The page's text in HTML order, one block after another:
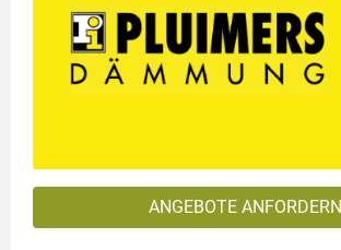
ANGEBOTE ANFORDERN